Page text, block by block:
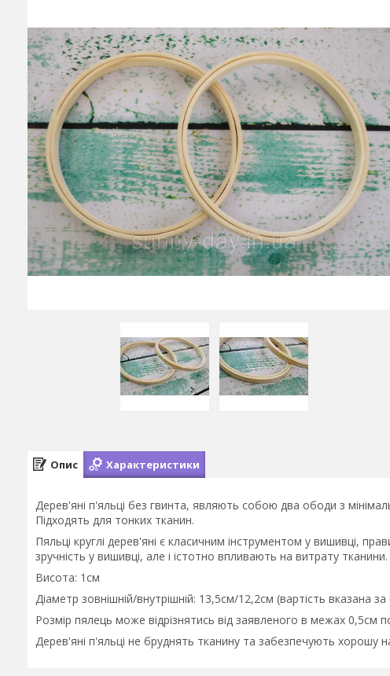
Опис Характеристики
Дерев'яні п'яльці без гвинта, являють собою два ободи з
Підходять для тонких тканин.
Пяльці круглі дерев'яні є класичним інструментом у вишивці,
зручність у вишивці, але і істотно впливають на витрату тканини.
Висота: 1см
Діаметр зовнішній/внутрішній: 13,5см/12,2см (вартість вказана
Розмір пялець може відрізнятись від заявленого в межах 0,5см
Дерев'яні п'яльці не бруднять тканину та забезпечують хорошу